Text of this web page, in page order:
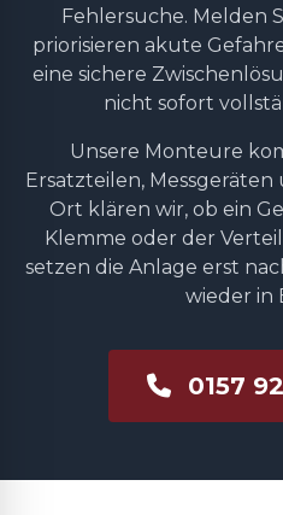
Fehlersuche. Melden
priorisieren akute
eine sichere
nicht sofort
Unsere Monteure
Ersatzteilen,
Ort klären wir, ob ein
Klemme oder der
setzen die Anlage erst
wieder in
0157